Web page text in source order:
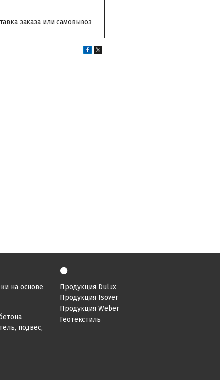
заказа или самовывоз
на основе
подвес,
⚫
Продукция Dulux
Продукция Isover
Продукция Weber
Геотекстиль